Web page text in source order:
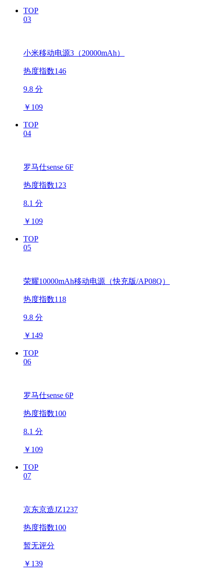
TOP
03
小米移动电源3（20000mAh）
热度指数146
9.8 分
￥ 109
TOP
04
罗马仕sense 6F
热度指数123
8.1 分
￥ 109
TOP
05
荣耀10000mAh移动电源（快充版/AP08Q）
热度指数118
9.8 分
￥ 149
TOP
06
罗马仕sense 6P
热度指数100
8.1 分
￥ 109
TOP
07
京东京造JZ1237
热度指数100
暂无评分
￥ 139